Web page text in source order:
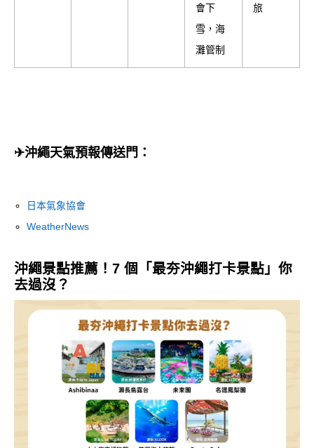
會下
雪，海
灘管制
旅
✈沖繩天氣預報傳送門：
日本氣象協會
WeatherNews
沖繩景點推薦！7 個「最夯沖繩打卡景點」你
去過沒？